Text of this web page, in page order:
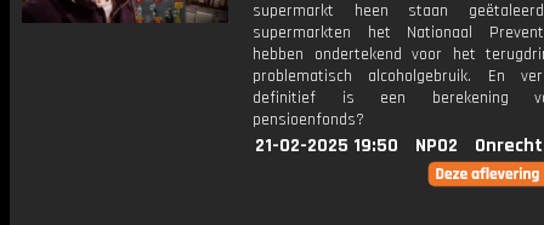
supermarkt heen staan
supermarkten het Nationaal
hebben ondertekend voor het
problematisch alcoholgebruik. En
definitief is een berekening
pensioenfonds?
21-02-2025 19:50 NPO2